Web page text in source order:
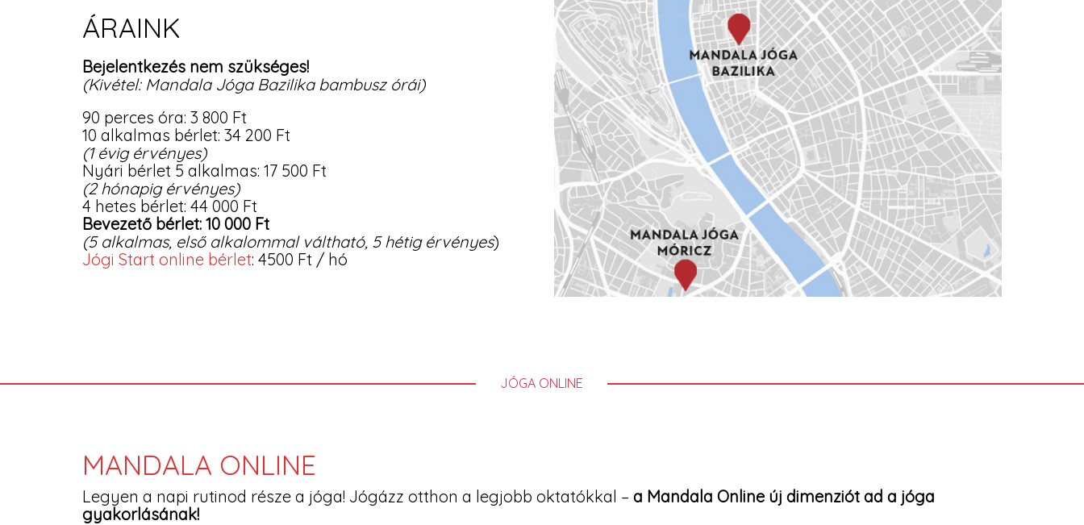
ÁRAINK
Bejelentkezés nem szükséges!
(Kivétel: Mandala Jóga Bazilika bambusz órái)
90 perces óra: 3 800 Ft
10 alkalmas bérlet: 34 200 Ft
(1 évig érvényes)
Nyári bérlet 5 alkalmas: 17 500 Ft
(2 hónapig érvényes)
4 hetes bérlet: 44 000 Ft
Bevezető bérlet: 10 000 Ft
(5 alkalmas, első alkalommal váltható, 5 hétig érvényes)
Jógi Start online bérlet: 4500 Ft / hó
JÓGA ONLINE
MANDALA ONLINE
Legyen a napi rutinod része a jóga! Jógázz otthon a legjobb oktatókkal – a Mandala Online új dimenziót ad a jóga
gyakorlásának!